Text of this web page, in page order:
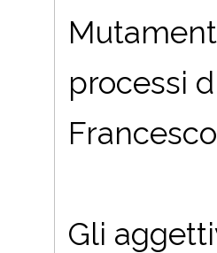
processi
Gli